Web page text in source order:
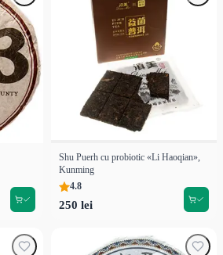
Shu Puerh cu probiotic «Li Haoqian»,
Kunming
4.8
250 lei